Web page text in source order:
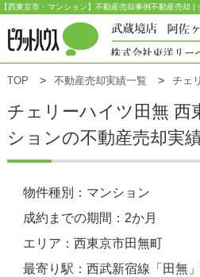
TOP 不動産売却実績一覧 チェ
チェリーハイツ田無 西
ションの不動産売却実
物件種別：マンション
成約までの期間：2か月
エリア：西東京市田無町
最寄り駅：西武新宿線「田無